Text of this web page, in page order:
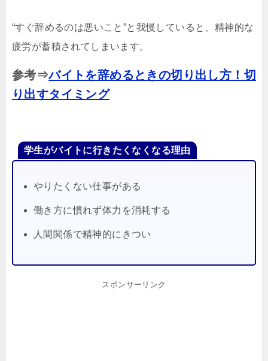
“すぐ辞めるのは悪いこと”と我慢していると、精神的な
疲労が蓄積されてしまいます。
参考⇒バイトを辞めるときの切り出し方！切
り出すタイミング
学生がバイトに行きたくなくなる理由
やりたくない仕事がある
働き方に慣れず体力を消耗する
人間関係で精神的にきつい
スポンサーリンク